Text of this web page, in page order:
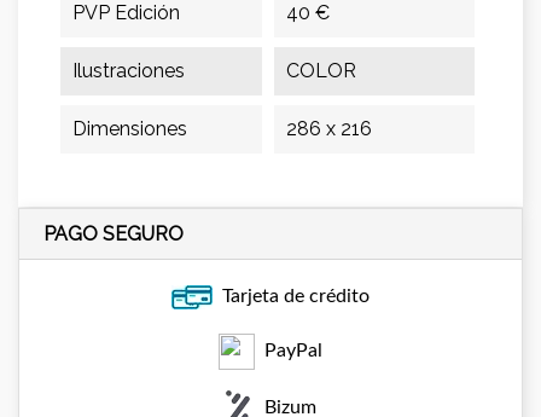
PVP Edición 40 €
Ilustraciones COLOR
Dimensiones 286 x 216
PAGO SEGURO
Tarjeta de crédito
PayPal
Bizum